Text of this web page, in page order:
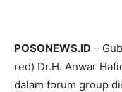
POSONEWS.ID –
red) Dr.H. Anwar
dalam forum group